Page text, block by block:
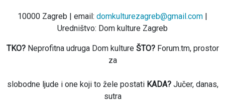
10000 Zagreb | email: domkulturezagreb@gmail.com
Uredništvo: Dom kulture Zagreb
TKO?Neprofitna udruga Dom kulture ŠTO?Forum.tm, prostor
za
slobodne ljude i one koji to žele postati KADA?Jučer, danas,
sutra